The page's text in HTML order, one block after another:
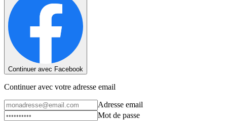
Continuer avec Facebook
Continuer avec votre adresse email
Adresse email
Mot de passe